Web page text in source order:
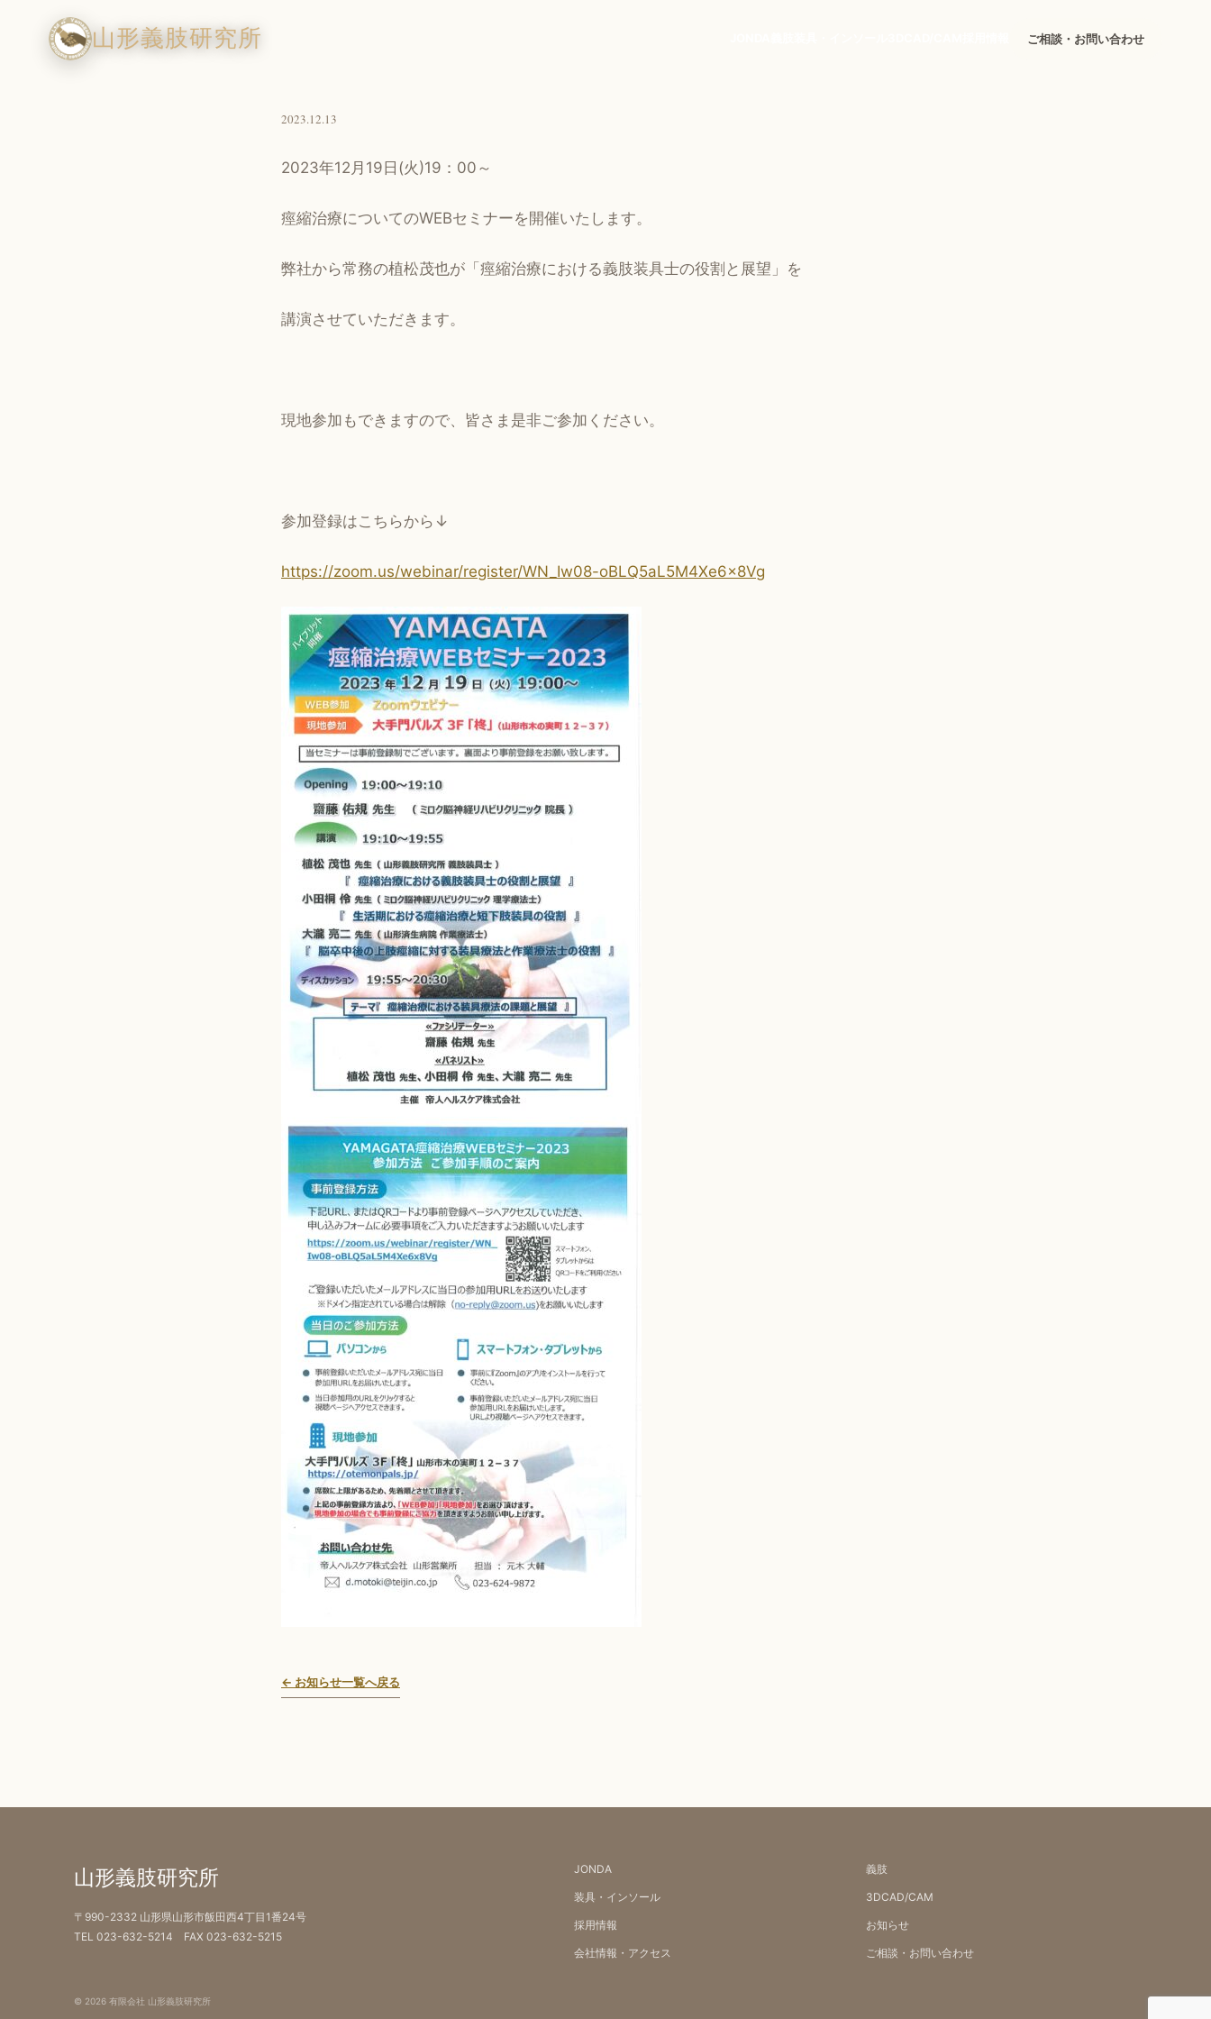
山形義肢研究所 ご相談・お問い合わせ
2023.12.13
2023年12月19日(火)19：00～
痙縮治療についてのWEBセミナーを開催いたします。
弊社から常務の植松茂也が「痙縮治療における義肢装具士の役割と展望」を
講演させていただきます。
現地参加もできますので、皆さま是非ご参加ください。
参加登録はこちらから↓
https://zoom.us/webinar/register/WN_Iw08-oBLQ5aL5M4Xe6x8Vg
← お知らせ一覧へ戻る
山形義肢研究所
〒990-2332 山形県山形市飯田西4丁目1番24号
TEL 023-632-5214 FAX 023-632-5215
JONDA 義肢
装具・インソール 3DCAD/CAM
採用情報 お知らせ
会社情報・アクセス ご相談・お問い合わせ
© 2026 有限会社 山形義肢研究所